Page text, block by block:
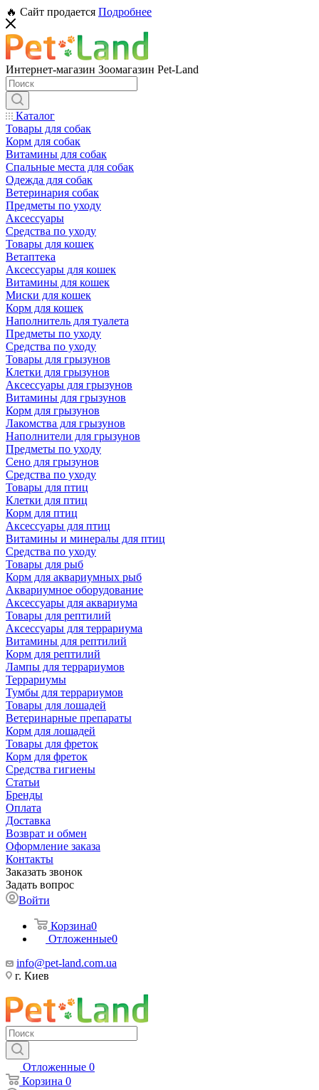
🔥 Сайт продается Подробнее
Интернет-магазин Зоомагазин Pet-Land
Каталог
Товары для собак
Корм для собак
Витамины для собак
Спальные места для собак
Одежда для собак
Ветеринария собак
Предметы по уходу
Аксессуары
Средства по уходу
Товары для кошек
Ветаптека
Аксессуары для кошек
Витамины для кошек
Миски для кошек
Корм для кошек
Наполнитель для туалета
Предметы по уходу
Средства по уходу
Товары для грызунов
Клетки для грызунов
Аксессуары для грызунов
Витамины для грызунов
Корм для грызунов
Лакомства для грызунов
Наполнители для грызунов
Предметы по уходу
Сено для грызунов
Средства по уходу
Товары для птиц
Клетки для птиц
Корм для птиц
Аксессуары для птиц
Витамины и минералы для птиц
Средства по уходу
Товары для рыб
Корм для аквариумных рыб
Аквариумное оборудование
Аксессуары для аквариума
Товары для рептилий
Аксессуары для террариума
Витамины для рептилий
Корм для рептилий
Лампы для террариумов
Террариумы
Тумбы для террариумов
Товары для лошадей
Ветеринарные препараты
Корм для лошадей
Товары для фреток
Корм для фреток
Средства гигиены
Статьи
Бренды
Оплата
Доставка
Возврат и обмен
Оформление заказа
Контакты
Заказать звонок
Задать вопрос
Войти
Корзина0
Отложенные0
info@pet-land.com.ua
г. Киев
Отложенные 0
Корзина 0